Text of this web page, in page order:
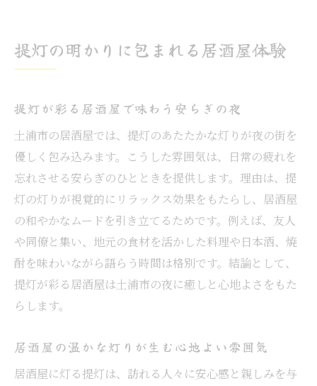
土浦市で味わう居酒屋文化の奥深さ
地元で親しまれる居酒屋の文化的背景
居酒屋文化が深まる土浦市の夜の楽しみ
居酒屋で感じる土浦市の伝統と温もり
居酒屋の歴史から見る土浦市の地域性
居酒屋文化を体感できる土浦市の特徴
地元食材を活かした居酒屋の楽しみ方
居酒屋で堪能する地元食材の新鮮な味わい
旬の食材を使った居酒屋料理の楽しみ方
居酒屋で味わう地元野菜や魚介の美味しさ
地元食材と居酒屋が生む新たな発見
提灯の明かりに包まれる居酒屋体験
提灯が彩る居酒屋で味わう安らぎの夜
土浦市の居酒屋では、提灯のあたたかな灯りが夜の街を
優しく包み込みます。こうした雰囲気は、日常の疲れを
忘れさせる安らぎのひとときを提供します。理由は、提
灯の灯りが視覚的にリラックス効果をもたらし、居酒屋
の和やかなムードを引き立てるためです。例えば、友人
や同僚と集い、地元の食材を活かした料理や日本酒、焼
酎を味わいながら語らう時間は格別です。結論として、
提灯が彩る居酒屋は土浦市の夜に癒しと心地よさをもた
らします。
居酒屋の温かな灯りが生む心地よい雰囲気
居酒屋に灯る提灯は、訪れる人々に安心感と親しみを与